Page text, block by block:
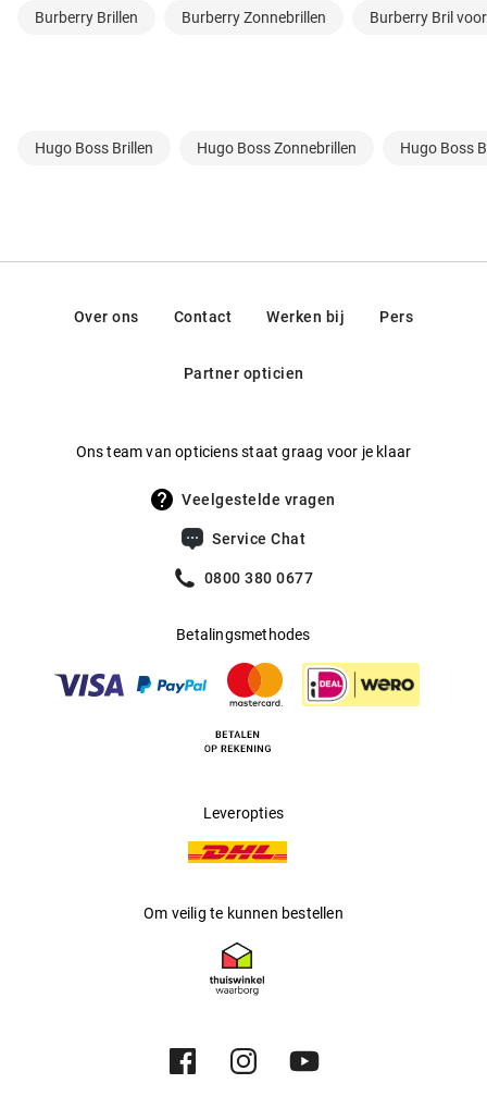
Burberry Brillen Burberry Zonnebrillen Burberry Bril
Hugo Boss Brillen Hugo Boss Zonnebrillen Hugo Boss
Over ons Contact Werken bij Pers
Partner opticien
Ons team van opticiens staat graag voor je klaar
Veelgestelde vragen
Service Chat
0800 380 0677
Betalingsmethodes
Leveropties
Om veilig te kunnen bestellen